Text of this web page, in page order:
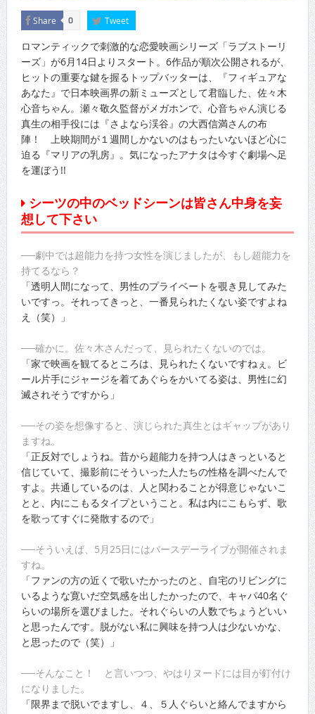
Share 0 Tweet
ロマンティックで刺激的な恋愛映画シリーズ「ラブストーリ
ーズ」が6月14日よりスタート。6作品が順次公開されるが、
ヒットの重要な鍵を握るトップバッターは、『フィギュアな
あなた』で日本映画界の新ミューズとして君臨した、佐々木
心音ちゃん。瀬々敬久監督がメガホンで、心音ちゃん演じる
真生の相手役には『さよなら渓谷』の大西信満さんの布
陣！ 上映期間が１週間しかないのはもったいないほど心に
迫る『マリアの乳房』。気になったアナタは今すぐ劇場へ足
を運ぼう!!
シーツの中のベッドシーンは皆さん中身を妄
想して下さい
──劇中では超能力を持つ女性を演じましたが、もし超能力を
持てるなら？
「透明人間になって、男性のプライベートを覗き見してみた
いですっ。それってきっと、一番見られたくない姿ですよね
え（笑）」
──確かに。佐々木さんだって、見られたくないのでは。
「家で映画を観てるところは、見られたくないですねぇ。ビ
ール片手にジャージを着てあぐらをかいてる姿は、男性に幻
滅されそうですから」
──その姿を想像すると、演じられた真生とはギャップがあり
ますね。
「正反対でしょうね。昔から超能力を持つ人はきっといると
信じていて、撮影前にそういった人たちの性格を調べたんで
すよ。共通しているのは、人と関わることが得意じゃないこ
とと、内にこもるタイプということ。私は内にこもらず、歌
を歌ってすぐに発散するので」
──そういえば、5月25日にはバースデーライブが開催されま
すね。
「ファンの方の近くで歌いたかったのと、自宅のリビングに
いるような寛いだ空気感を出したかったので、キャパ40名ぐ
らいの場所を選びました。それぐらいの人数でちょうどいい
と思ったんです。脱がない私に興味を持つ人は少ないかな、
と思ったので（笑）」
──そんなこと！ と言いつつ、やはりヌードには目が釘付け
になりました。
「限界まで脱いでますし、４、５人ぐらいと絡んでますから